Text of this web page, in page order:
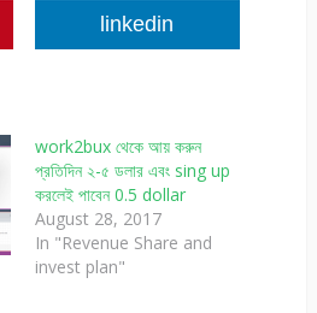
linkedin
work2bux থেকে আয় করুন
প্রতিদিন ২-৫ ডলার এবং sing up
করলেই পাবেন 0.5 dollar
August 28, 2017
In "Revenue Share and
invest plan"